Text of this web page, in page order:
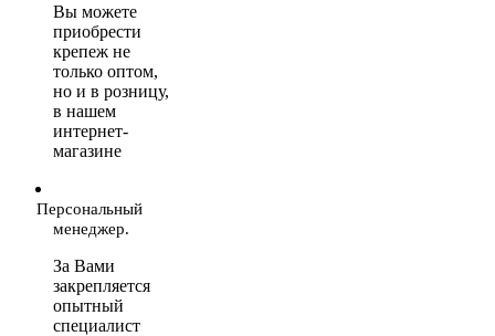
Вы можете
приобрести
крепеж не
только оптом,
но и в розницу,
в нашем
интернет-
магазине
Персональный
менеджер.
За Вами
закрепляется
опытный
специалист